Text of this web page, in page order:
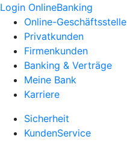
Login OnlineBanking
Online-Geschäftsstelle
Privatkunden
Firmenkunden
Banking & Verträge
Meine Bank
Karriere
Sicherheit
KundenService